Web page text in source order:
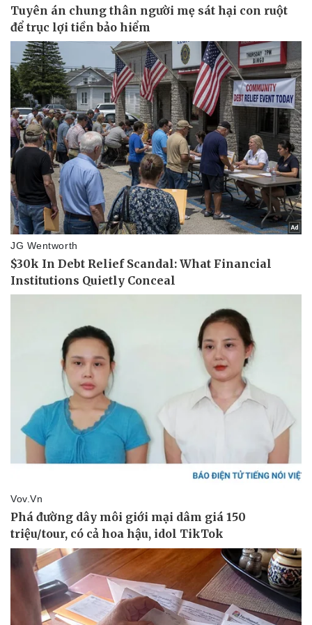
Doanh nghiệp
Thông tin doanh nghiệp
Vì cộng đồng
Công nghệ
Sành điệu
Tin Công nghệ
Trải nghiệm
Chuyển đổi số